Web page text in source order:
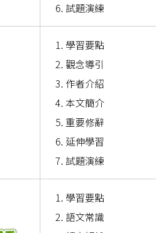
試題演練
學習要點
觀念導引
作者介紹
本文簡介
重要修辭
延伸學習
試題演練
學習要點
語文常識